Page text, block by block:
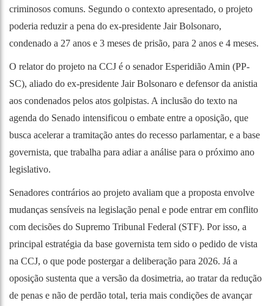
criminosos comuns. Segundo o contexto apresentado, o projeto
poderia reduzir a pena do ex-presidente Jair Bolsonaro,
condenado a 27 anos e 3 meses de prisão, para 2 anos e 4 meses.
O relator do projeto na CCJ é o senador Esperidião Amin (PP-
SC), aliado do ex-presidente Jair Bolsonaro e defensor da anistia
aos condenados pelos atos golpistas. A inclusão do texto na
agenda do Senado intensificou o embate entre a oposição, que
busca acelerar a tramitação antes do recesso parlamentar, e a base
governista, que trabalha para adiar a análise para o próximo ano
legislativo.
Senadores contrários ao projeto avaliam que a proposta envolve
mudanças sensíveis na legislação penal e pode entrar em conflito
com decisões do Supremo Tribunal Federal (STF). Por isso, a
principal estratégia da base governista tem sido o pedido de vista
na CCJ, o que pode postergar a deliberação para 2026. Já a
oposição sustenta que a versão da dosimetria, ao tratar da redução
de penas e não de perdão total, teria mais condições de avançar